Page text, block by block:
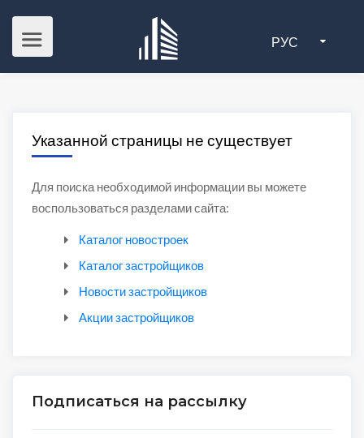
РУС
Указанной страницы не существует
Для поиска необходимой информации вы можете
воспользоваться разделами сайта:
Каталог новостроек
Каталог застройщиков
Новости застройщиков
Акции застройщиков
Подписаться на рассылку